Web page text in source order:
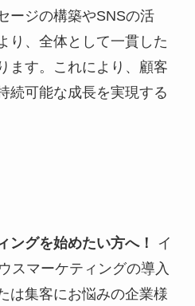
ージの構築やSNSの活
り、全体として一貫した
ます。これにより、顧客
続可能な成長を実現する
ングを始めたい方へ！
イ
スマーケティングの導入
は集客にお悩みの企業様